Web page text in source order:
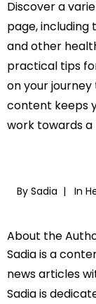
Discover a
page, including
and other
practical tips
on your
content keeps
work towards
By Sadia | In
About the
Sadia is a
news articles
Sadia is